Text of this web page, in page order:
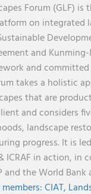
Forum (GLF) is
on integrated
and
and
takes a holistic
that are
and considers
landscape
progress. It is
ICRAF in action,
and the World Bank
CIAT,